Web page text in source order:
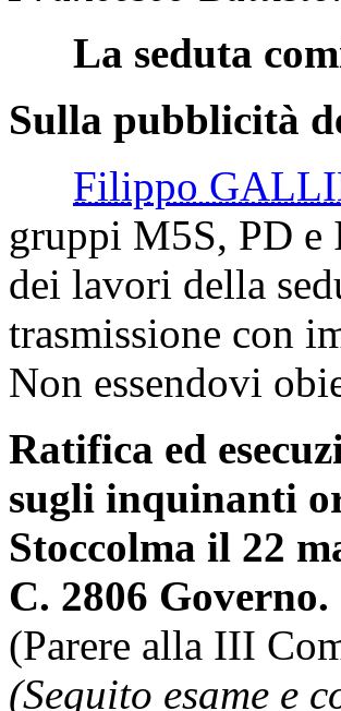
La seduta
Sulla pubblicità
Filippo
gruppi M5S, PD e
dei lavori della
trasmissione con
Non essendovi
Ratifica ed
sugli inquinanti
Stoccolma il 22
C. 2806 Governo.
(Parere alla III
(Seguito esame e